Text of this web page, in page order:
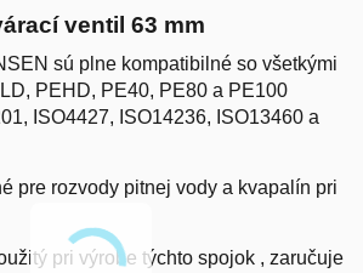
ventil 63 mm
sú plne kompatibilné so všetkými
PEHD, PE40, PE80 a PE100
ISO4427, ISO14236, ISO13460 a
pre rozvody pitnej vody a kvapalín pri
pri výrobe týchto spojok , zaručuje